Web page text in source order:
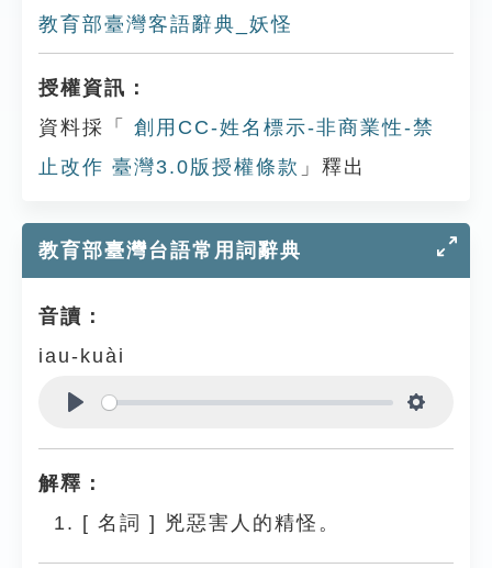
教育部臺灣客語辭典_妖怪
授權資訊：
資料採「
創用CC-姓名標示-非商業性-禁
止改作 臺灣3.0版授權條款 」釋出
教育部臺灣台語常用詞辭典
音讀：
iau-kuài
解釋：
[ 名詞 ] 兇惡害人的精怪。